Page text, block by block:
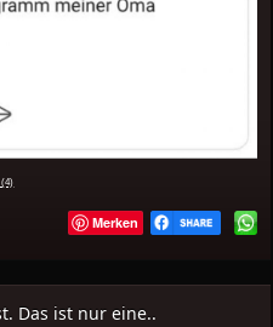
(4)
Merken
Das ist nur eine..